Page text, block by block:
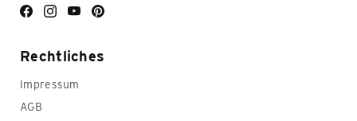
Facebook
Instagram
YouTubePinterest
Rechtliches
Impressum
AGB